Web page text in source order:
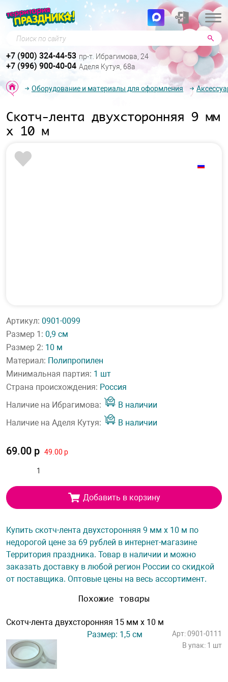
Поиск по сайту
+7 (900) 324-44-53 пр-т. Ибрагимова, 24
+7 (996) 900-40-04 Аделя Кутуя, 68а
Оборудование и материалы для оформления
Скотч-лента двухсторонняя 9 мм
х 10 м
Артикул: 0901-0099
Размер 1: 0,9 см
Размер 2: 10 м
Материал: Полипропилен
Минимальная партия: 1 шт
Страна происхождения: Россия
Наличие на Ибрагимова:
В наличии
Наличие на Аделя Кутуя:
В наличии
69.00 р 49.00 р
Добавить в корзину
Купить скотч-лента двухсторонняя 9 мм х 10 м по
недорогой цене за 69 рублей в интернет-магазине
Территория праздника. Товар в наличии и можно
заказать доставку в любой регион России со скидкой
от поставщика. Оптовые цены на весь ассортимент.
Похожие товары
Скотч-лента двухсторонняя 15 мм х 10 м
Размер: 1,5 см
Арт: 0901-0111
В упак: 1 шт